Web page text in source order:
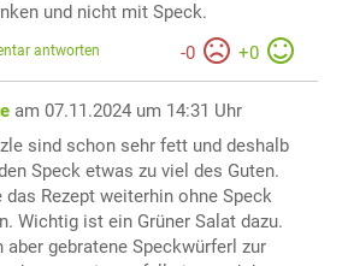
und nicht mit Speck.
-0 +0
antworten
am 07.11.2024 um 14:31 Uhr
sind schon sehr fett und deshalb
Speck etwas zu viel des Guten.
das Rezept weiterhin ohne Speck
Wichtig ist ein Grüner Salat dazu.
aber gebratene Speckwürferl zur